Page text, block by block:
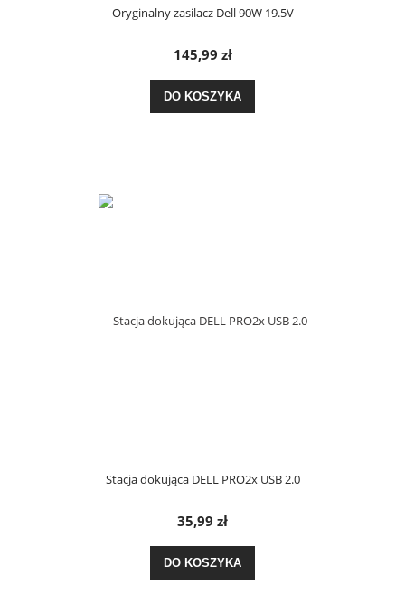
Oryginalny zasilacz Dell 90W 19.5V
145,99 zł
DO KOSZYKA
Stacja dokująca DELL PRO2x USB 2.0
35,99 zł
DO KOSZYKA